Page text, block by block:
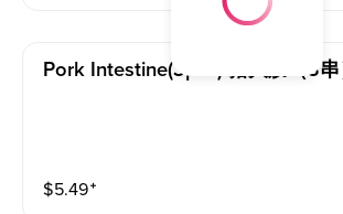
Pork Intestine(3pcs) 猪大肠（3串
$5.49⁺